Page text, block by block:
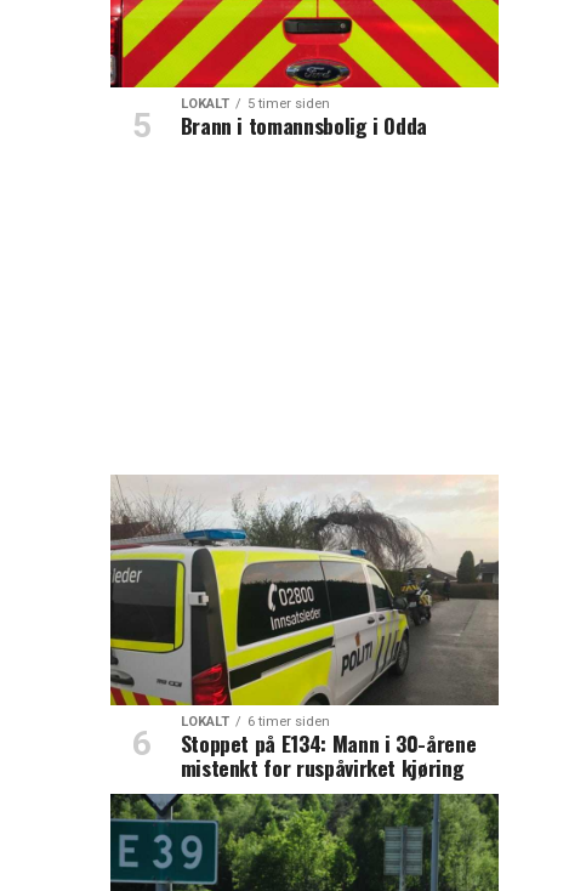
LOKALT 5 timer siden
Brann i tomannsbolig i Odda
LOKALT 6 timer siden
Stoppet på E134: Mann i 30-årene
mistenkt for ruspåvirket kjøring